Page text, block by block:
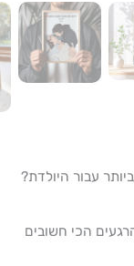
עבור היולדת?
הכי חשובים